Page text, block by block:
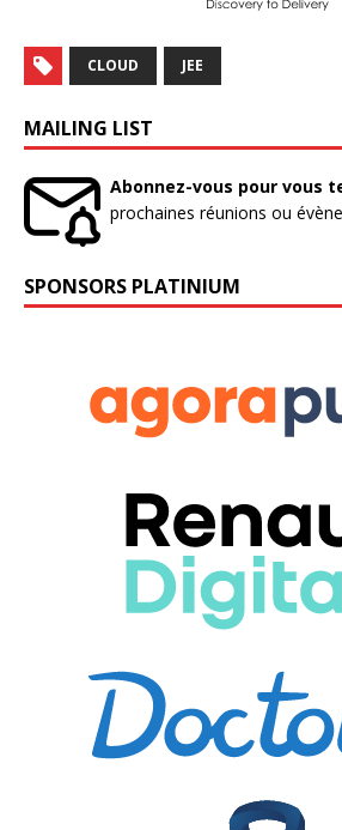
CLOUD JEE
MAILING LIST
Abonnez-vous pour vous
prochaines réunions ou
SPONSORS PLATINIUM